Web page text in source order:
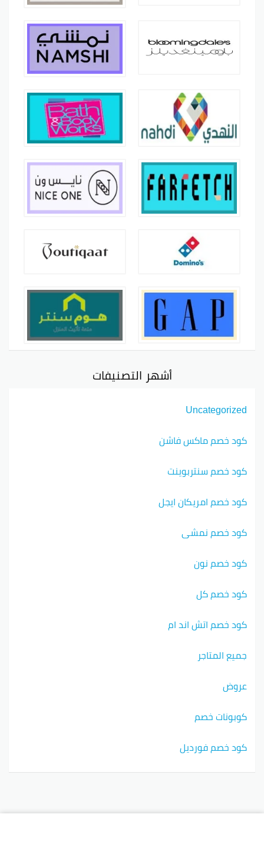
أشهر التصنيفات
Uncategorized
كود خصم ماكس فاشن
كود خصم سنتربوينت
كود خصم امريكان ايجل
كود خصم نمشي
كود خصم نون
كود خصم كل
كود خصم اتش اند ام
جميع المتاجر
عروض
كوبونات خصم
كود خصم فورديل